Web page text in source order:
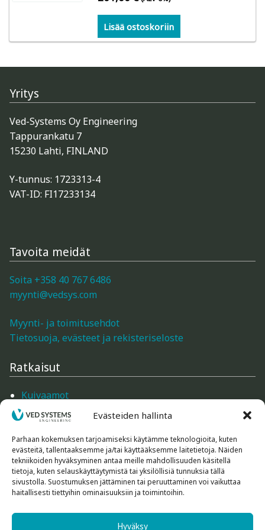
Evästeiden hallinta
Parhaan kokemuksen tarjoamiseksi käytämme teknologioita, kuten
evästeitä, tallentaaksemme ja/tai käyttääksemme laitetietoja. Näiden
tekniikoiden hyväksyminen antaa meille mahdollisuuden käsitellä
tietoja, kuten selauskäyttäytymistä tai yksilöllisiä tunnuksia tällä
sivustolla. Suostumuksen jättäminen tai peruuttaminen voi vaikuttaa
haitallisesti tiettyihin ominaisuuksiin ja toimintoihin.
Hyväksy
Kuivauksen ohjaus
Kosteusmittarit bioenergia – vesipitoisuus
polttopuu, hake, turve
Gann: Polttopuun kosteuden mittaus
vastaavan kosteuden mittaus
Kosteusmittarit ja kosteuskartoittimet kuntoarviot
Gann: Kosteusmittarit rakenteiden, lämpötilan,
ilman ja puukosteuden mittaukseen
Trotec: kosteusmittarit, lämpökamerat,
ilmanvirtausmittarit, loggerit
Logca Atso: LOG Moisture kosteuskartoitus
Merlin: Kosteusmittarit rakenteiden ja
ilmankosteuden mittaaminen (betoni- ja
Schaller: kosteusmittarit, suhteellinen kosteus,
loggerit
Lisää ostoskoriin
Yritys
Ved-Systems Oy Engineering
Tappurankatu 7
15230 Lahti, FINLAND
Y-tunnus: 1723313-4
VAT-ID: FI17233134
Tavoita meidät
Soita +358 40 767 6486
myynti@vedsys.com
Myynti- ja toimitusehdot
Tietosuoja, evästeet ja rekisteriseloste
Ratkaisut
Kuivaamot
Mittarit
Mittarien tarvikkeet
Ilmankäsittely
Rakennustarvikkeet
Koneet ja laitteet
Tutustu tarkemmin